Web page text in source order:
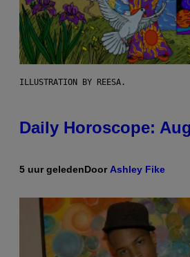
ILLUSTRATION BY REESA.
Daily Horoscope:
5 uur geledenDoor Ashley Fike